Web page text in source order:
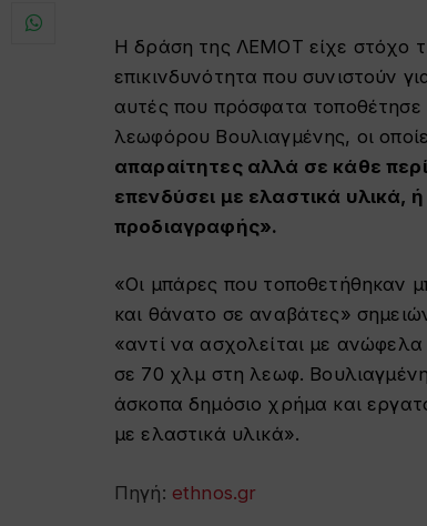
Η δράση της ΛΕΜΟΤ είχε στόχο
επικινδυνότητα που συνιστούν
αυτές που πρόσφατα τοποθέτησε
λεωφόρου Βουλιαγμένης, οι
απαραίτητες αλλά σε κάθε
επενδύσει με ελαστικά υλικά,
προδιαγραφής».
«Οι μπάρες που τοποθετήθηκαν
και θάνατο σε αναβάτες»
«αντί να ασχολείται με
σε 70 χλμ στη λεωφ.
άσκοπα δημόσιο χρήμα και
με ελαστικά υλικά».
Πηγή: ethnos.gr